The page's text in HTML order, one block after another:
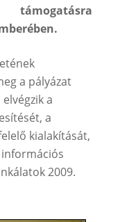
a pályázat
a
a
kialakítását,
2009.